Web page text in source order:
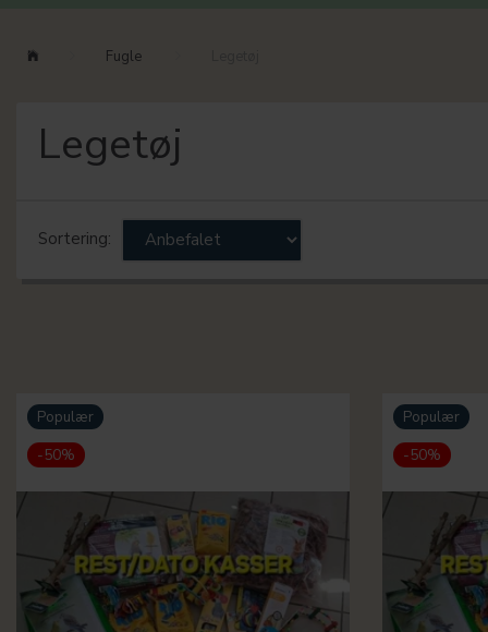
Fugle
Legetøj
Sortering:
Populær
-50%
Populær
-50%